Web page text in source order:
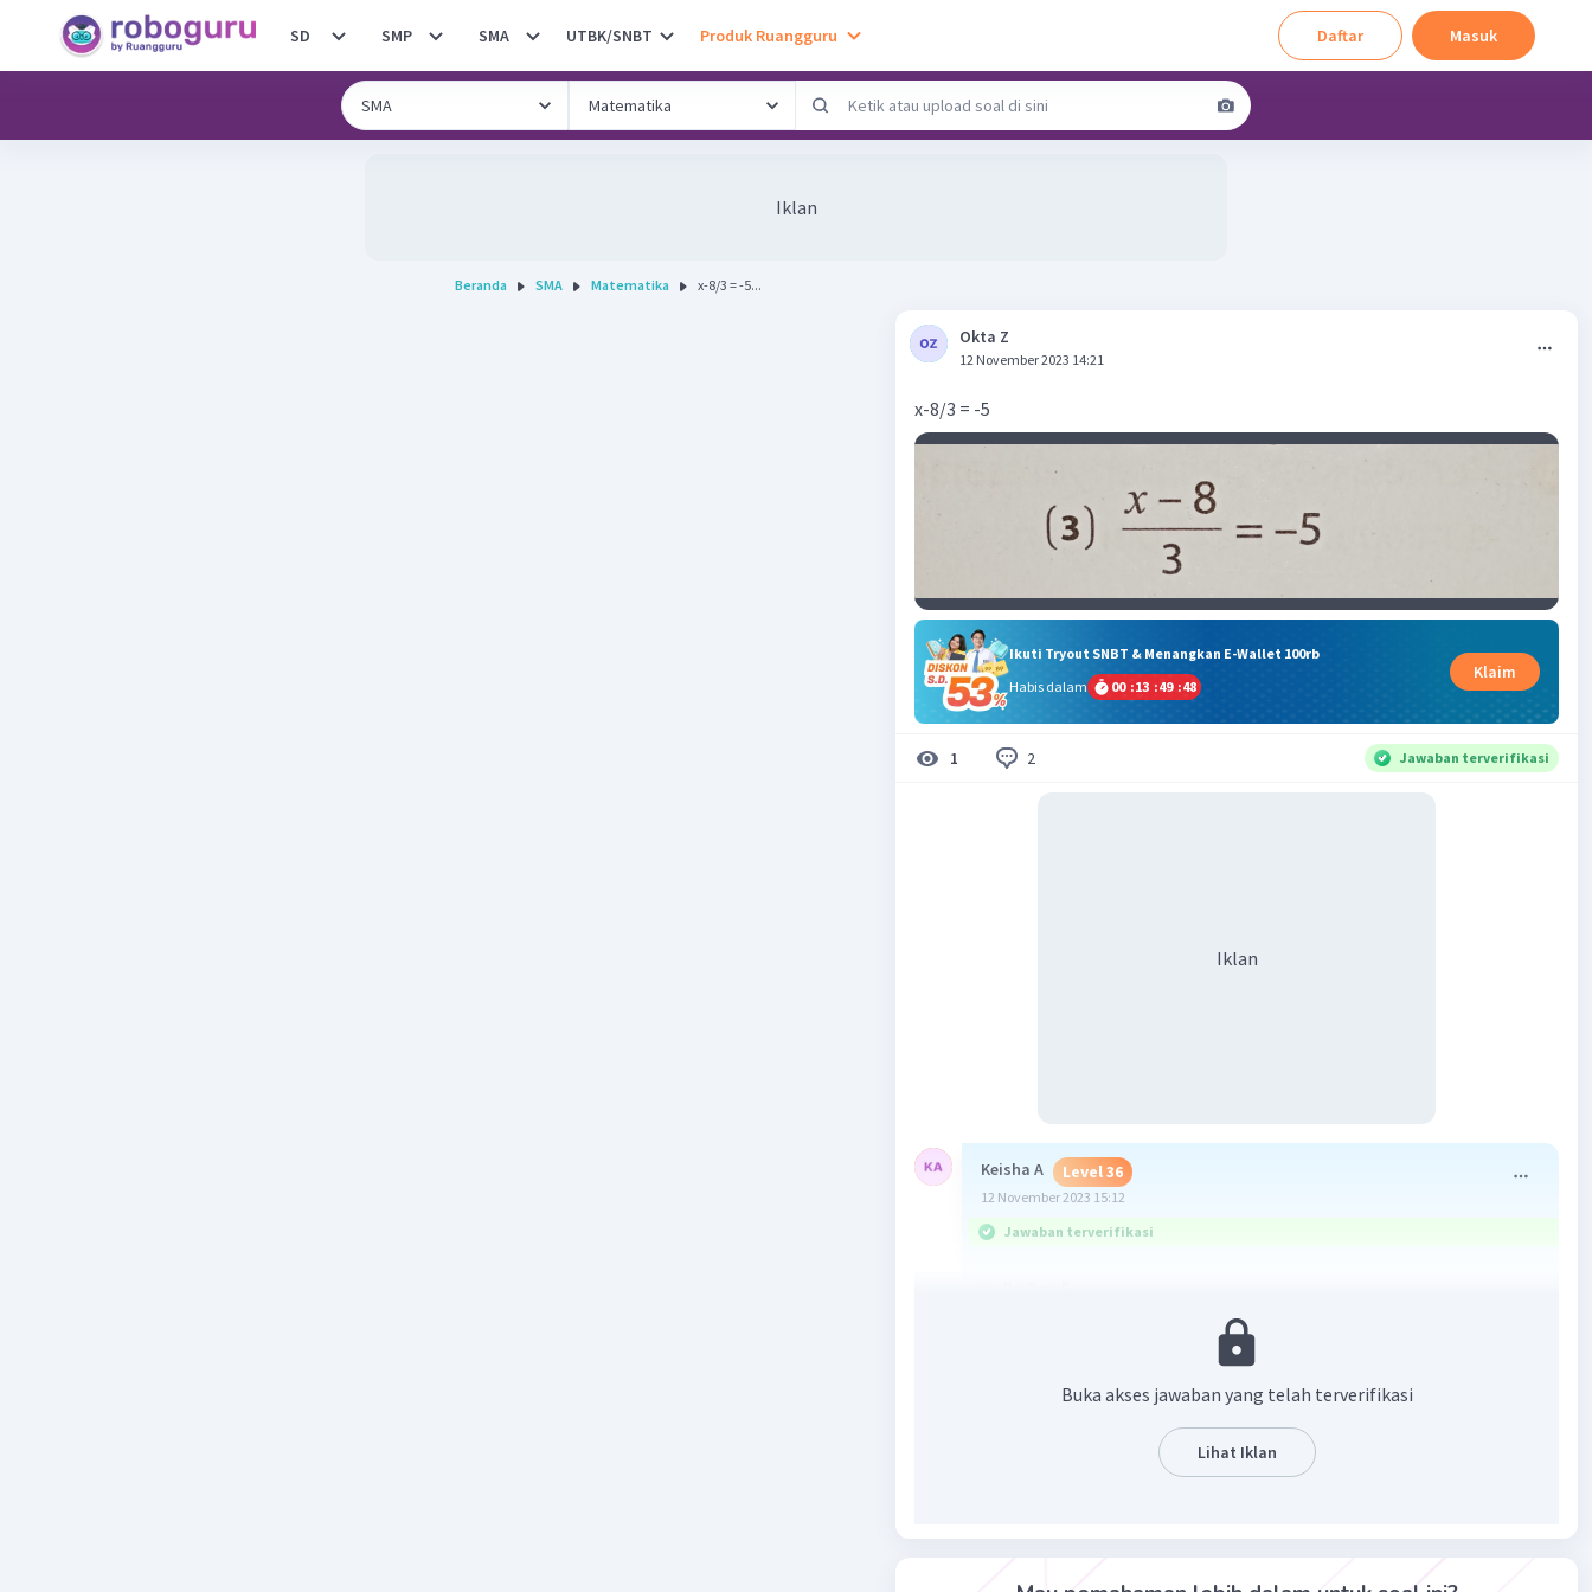
SD SMP SMA UTBK/SNBT Produk Ruangguru Daftar Masuk
Iklan
Beranda SMA Matematika x-8/3 = -5...
Okta Z
12 November 2023 14:21
x-8/3 = -5
Ikuti Tryout SNBT & Menangkan E-Wallet 100rb
Habis dalam
00 :13 :49 :48
Klaim
1 2 Jawaban terverifikasi
Iklan
Keisha A Level 36
12 November 2023 15:12
Jawaban terverifikasi
Balas
Ini yang benar
Buka akses jawaban yang telah terverifikasi
Lihat Iklan